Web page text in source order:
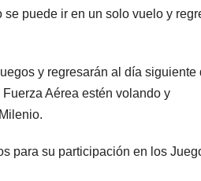
puede ir en un solo vuelo y
y regresarán al día siguiente
Aérea estén volando y
para su participación en los